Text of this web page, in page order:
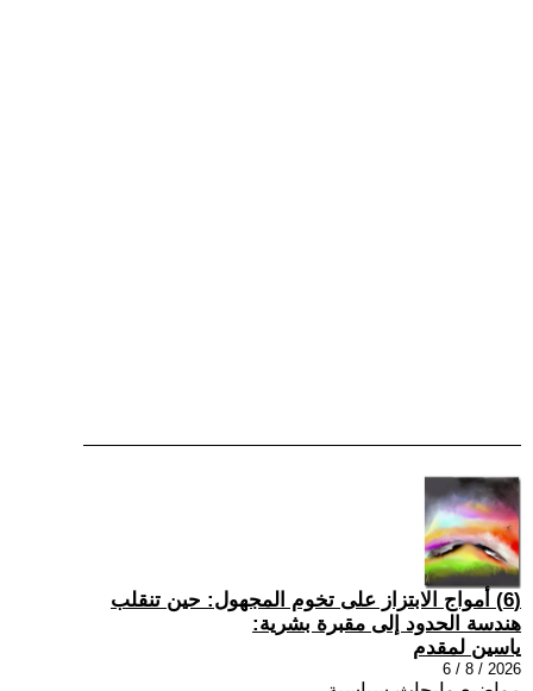
(6) أمواج الابتزاز على تخوم المجهول: حين تنقلب
هندسة الحدود إلى مقبرة بشرية:
ياسين لمقدم
2026 / 8 / 6